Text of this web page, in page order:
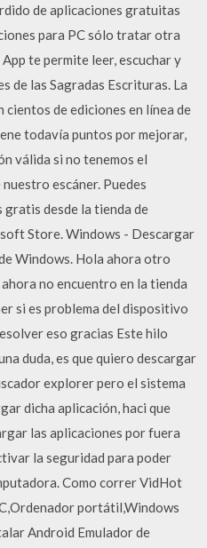
de aplicaciones gratuitas
para PC sólo tratar otra
te permite leer, escuchar y
de las Sagradas Escrituras. La
de ediciones en línea de
todaví­a puntos por mejorar,
válida si no tenemos el
escáner. Puedes
gratis desde la tienda de
Store. Windows - Descargar
Windows. Hola ahora otro
no encuentro en la tienda
si es problema del dispositivo
eso gracias Este hilo
duda, es que quiero descargar
explorer pero el sistema
dicha aplicación, haci que
las aplicaciones por fuera
la seguridad para poder
Como correr VidHot
portátil,Windows
Android Emulador de